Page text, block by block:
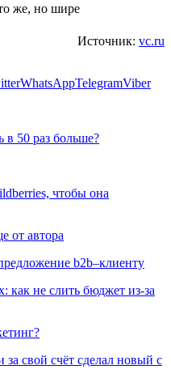
же, но шире
Источник: vc.ru
WhatsAppTelegramViber
в 50 раз больше?
чтобы она
от автора
b2b–клиенту
как не слить бюджет из-за
свой счёт сделал новый с